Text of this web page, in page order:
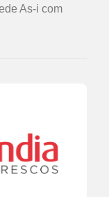
As-i com